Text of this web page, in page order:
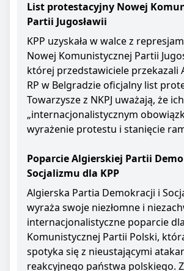
List protestacyjny Nowej
Partii Jugosławii
KPP uzyskała w walce z
Nowej Komunistycznej Partii
której przedstawiciele przekazali
RP w Belgradzie oficjalny list
Towarzysze z NKPJ uważają, że ich
„internacjonalistycznym
wyrażenie protestu i stanięcie
Poparcie Algierskiej Partii
Socjalizmu dla KPP
Algierska Partia Demokracji i
wyraża swoje niezłomne i
internacjonalistyczne poparcie dla
Komunistycznej Partii Polski,
spotyka się z nieustającymi
reakcyjnego państwa polskiego.